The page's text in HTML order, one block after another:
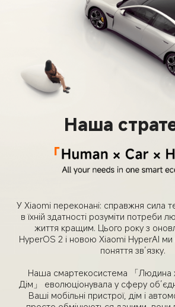
Наша
У Xiaomi переконані: справжня сила
в їхній здатності розуміти потреби
життя кращим. Цього року з
HyperOS 2 і новою Xiaomi HyperAI
поняття звʼязку.
Наша смартекосистема 「Людина
Дім」 еволюціонувала у сферу
Ваші мобільні пристрої, дім і